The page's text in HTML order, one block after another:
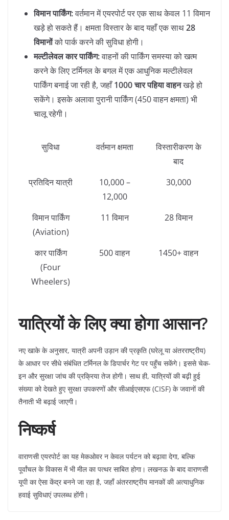
विमान पार्किंग:वर्तमान में एयरपोर्ट पर एक साथ केवल 11 विमान
खड़े हो सकते हैं। क्षमता विस्तार के बाद यहाँ एक साथ28
विमानोंको पार्क करने की सुविधा होगी।
मल्टीलेवल कार पार्किंग:वाहनों की पार्किंग समस्या को खत्म
करने के लिए टर्मिनल के बगल में एक आधुनिक मल्टीलेवल
पार्किंग बनाई जा रही है, जहाँ1000 चार पहिया वाहनखड़े हो
सकेंगे। इसके अलावा पुरानी पार्किंग (450 वाहन क्षमता) भी
चालू रहेगी।
सुविधा वर्तमान क्षमता
विस्तारीकरण के
बाद
प्रतिदिन यात्री
10,000 –
12,000
30,000
विमान पार्किंग
(Aviation)
11 विमान 28 विमान
कार पार्किंग
(Four
Wheelers)
500 वाहन 1450+ वाहन
यात्रियों के लिए क्या होगा आसान?
​नए खाके के अनुसार, यात्री अपनी उड़ान की प्रकृति (घरेलू या अंतरराष्ट्रीय)
के आधार पर सीधे संबंधित टर्मिनल के डिपार्चर गेट पर पहुँच सकेंगे। इससे चेक-
इन और सुरक्षा जांच की प्रक्रिया तेज होगी। साथ ही, यात्रियों की बढ़ी हुई
संख्या को देखते हुए सुरक्षा उपकरणों और सीआईएसएफ (CISF) के जवानों की
तैनाती भी बढ़ाई जाएगी।
निष्कर्ष
​वाराणसी एयरपोर्ट का यह मेकओवर न केवल पर्यटन को बढ़ावा देगा, बल्कि
पूर्वांचल के विकास में भी मील का पत्थर साबित होगा। लखनऊ के बाद वाराणसी
यूपी का ऐसा केंद्र बनने जा रहा है, जहाँ अंतरराष्ट्रीय मानकों की अत्याधुनिक
हवाई सुविधाएं उपलब्ध होंगी।